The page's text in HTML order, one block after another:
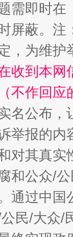
需即时在
屏蔽。
，为维
收到本网
不作回应
名公布
举报的
对其真实
和公众/
通过中
民/大众/